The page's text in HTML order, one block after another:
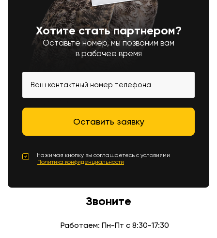
Хотите стать партнером?
Оставьте номер, мы позвоним вам
в рабочее время
Нажимая кнопку вы соглашаетесь с условиями
Политика конфиденциальности
Звоните
Работаем: Пн-Пт с 8:30-17:30